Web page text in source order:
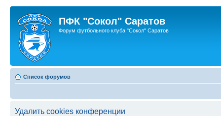
ПФК "Сокол" Саратов
Форум футбольного клуба "Сокол" Саратов
Список форумов
Удалить cookies конференции